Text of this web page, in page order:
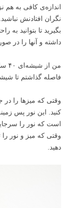
اندازه‌ی کافی به هم
نگران افتادنش
بگیرید تا بتوانید
داشته و آنها را در
فاصله گذاشتم تا
وقتی که میزها را در
کنید. این نور پس
است که نور را
وقتی که میز و نور
دهید.